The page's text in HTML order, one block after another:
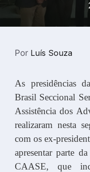
Por Luís Souza
As presidências
Brasil Seccional
Assistência dos
realizaram nesta
com os ex-
apresentar parte
CAASE, que